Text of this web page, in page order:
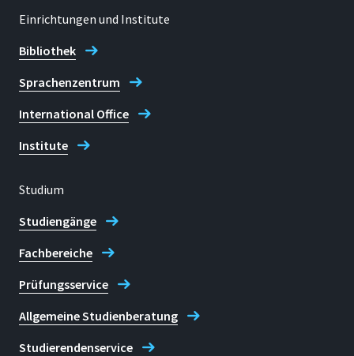
Einrichtungen und Institute
Bibliothek
Sprachenzentrum
International Office
Institute
Studium
Studiengänge
Fachbereiche
Prüfungsservice
Allgemeine Studienberatung
Studierendenservice